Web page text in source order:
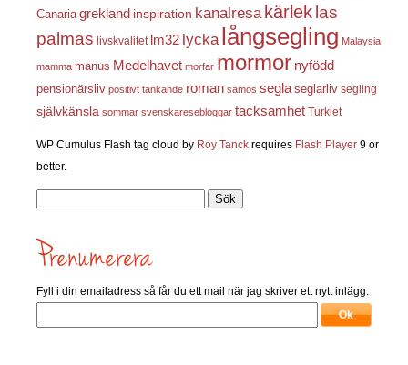
Canaria grekland inspiration kanalresa kärleklas
palmas livskvalitet lm32 lycka långsegling Malaysia
mamma manus Medelhavet morfar mormor nyfödd
pensionärsliv positivt tänkande roman samos segla seglarliv segling
självkänsla sommar svenskaresebloggar tacksamhet Turkiet
WP Cumulus Flash tag cloud by Roy Tanck requires Flash Player 9 or
better.
Fyll i din emailadress så får du ett mail när jag skriver ett nytt inlägg.